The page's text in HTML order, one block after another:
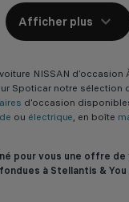
Afficher plus
NISSAN d’occasion
Spoticar notre sélection
d'occasion
ou électrique, en boîte
pour vous une offre
à Stellantis & You